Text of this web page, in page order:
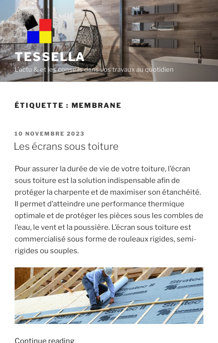
content
TESSELLA
L'actu & et les conseils dans vos travaux au quotidien
ÉTIQUETTE : MEMBRANE
POSTED
ON
10 NOVEMBRE 2023
Les écrans sous toiture
Pour assurer la durée de vie de votre toiture, l’écran
sous toiture est la solution indispensable afin de
protéger la charpente et de maximiser son étanchéité.
Il permet d’atteindre une performance thermique
optimale et de protéger les pièces sous les combles de
l’eau, le vent et la poussière. L’écran sous toiture est
commercialisé sous forme de rouleaux rigides, semi-
rigides ou souples.
Continue reading« Les